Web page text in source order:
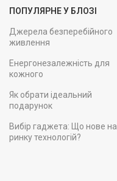
ПОПУЛЯРНЕ У БЛОЗІ
Джерела безперебійного
живлення
Енергонезалежність для
кожного
Як обрати ідеальний
подарунок
Вибір гаджета: Що нове на
ринку технологій?